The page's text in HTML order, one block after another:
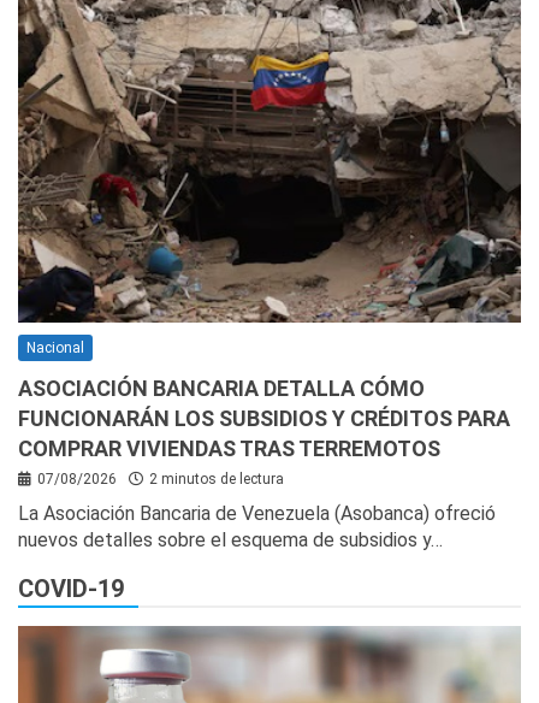
Nacional
ASOCIACIÓN BANCARIA DETALLA CÓMO
FUNCIONARÁN LOS SUBSIDIOS Y CRÉDITOS PARA
COMPRAR VIVIENDAS TRAS TERREMOTOS
07/08/2026 2 minutos de lectura
La Asociación Bancaria de Venezuela (Asobanca) ofreció
nuevos detalles sobre el esquema de subsidios y…
COVID-19